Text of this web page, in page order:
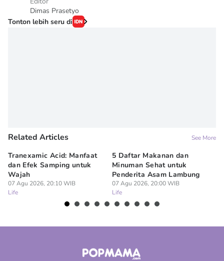
Dimas Prasetyo
Tonton lebih seru di
Related Articles See More
Tranexamic Acid: Manfaat
dan Efek Samping untuk
Wajah
07 Agu 2026, 20:10 WIB
Life
5 Daftar Makanan dan
Minuman Sehat untuk
Penderita Asam Lambung
07 Agu 2026, 20:00 WIB
Life